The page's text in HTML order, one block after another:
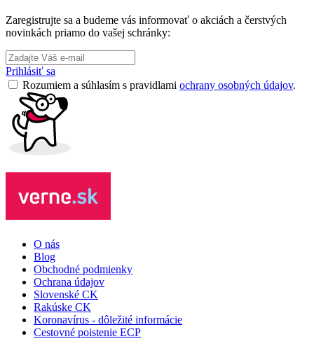
Zaregistrujte sa a budeme vás informovať o akciách a čerstvých
novinkách priamo do vašej schránky:
Prihlásiť sa
Rozumiem a súhlasím s pravidlami ochrany osobných údajov.
O nás
Blog
Obchodné podmienky
Ochrana údajov
Slovenské CK
Rakúske CK
Koronavírus - dôležité informácie
Cestovné poistenie ECP